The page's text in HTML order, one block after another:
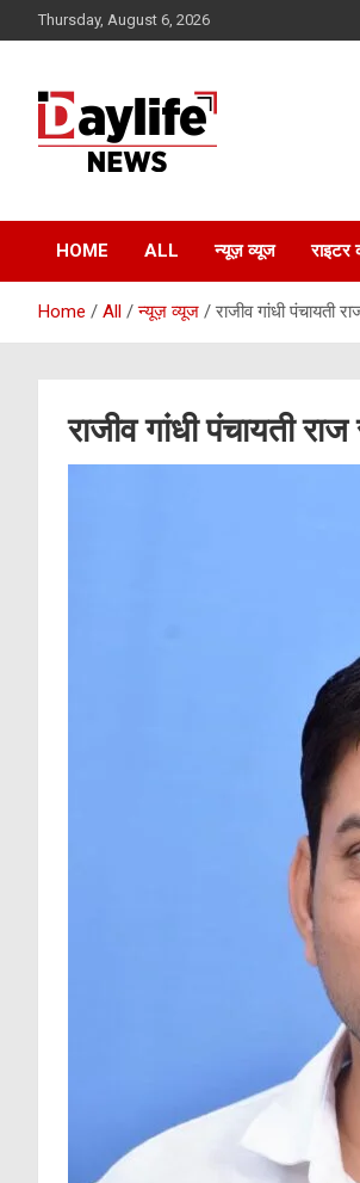
to
Thursday, August 6, 2026
HOME ALL न्यूज़ व्यूज राइटर
Home All न्यूज़ व्यूज राजीव गांधी पंचायती
राजीव गांधी पंचायती